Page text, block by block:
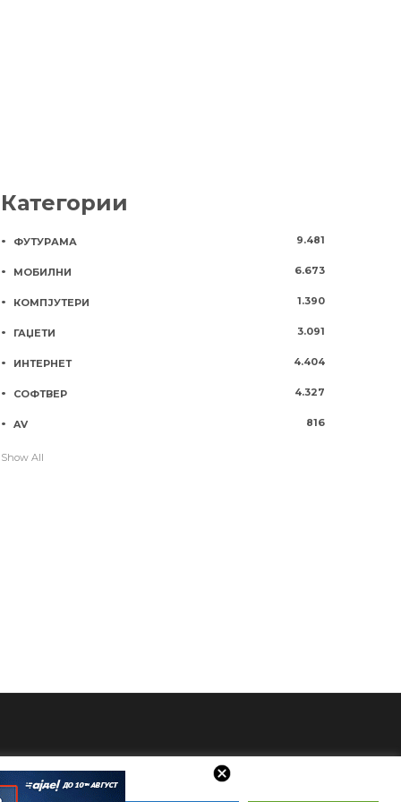
Категории
ФУТУРАМА 9.481
МОБИЛНИ 6.673
КОМПЈУТЕРИ 1.390
ГАЏЕТИ 3.091
ИНТЕРНЕТ 4.404
СОФТВЕР 4.327
AV 816
Show All